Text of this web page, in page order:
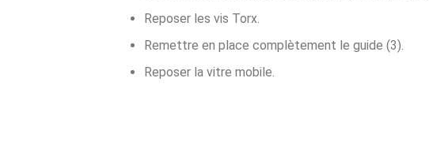
Reposer les vis Torx.
Remettre en place complètement le guide (3).
Reposer la vitre mobile.